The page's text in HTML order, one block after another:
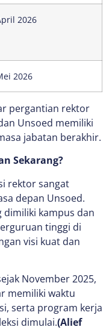
2026
2026
pergantian rektor
Unsoed memiliki
jabatan berakhir.
Sekarang?
rektor sangat
depan Unsoed.
dimiliki kampus dan
tinggi di
visi kuat dan
November 2025,
memiliki waktu
serta program kerja
dimulai.(Alief